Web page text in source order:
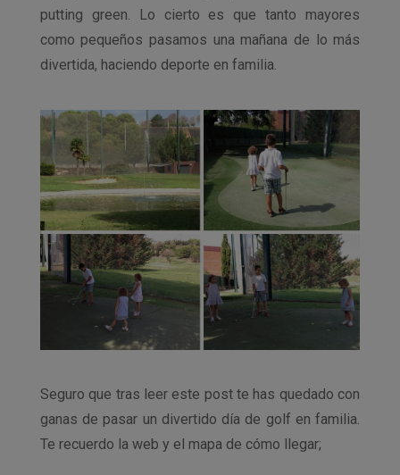
putting green. Lo cierto es que tanto mayores
como pequeños pasamos una mañana de lo más
divertida, haciendo deporte en familia.
Seguro que tras leer este post te has quedado con
ganas de pasar un divertido día de golf en familia.
Te recuerdo la web y el mapa de cómo llegar;